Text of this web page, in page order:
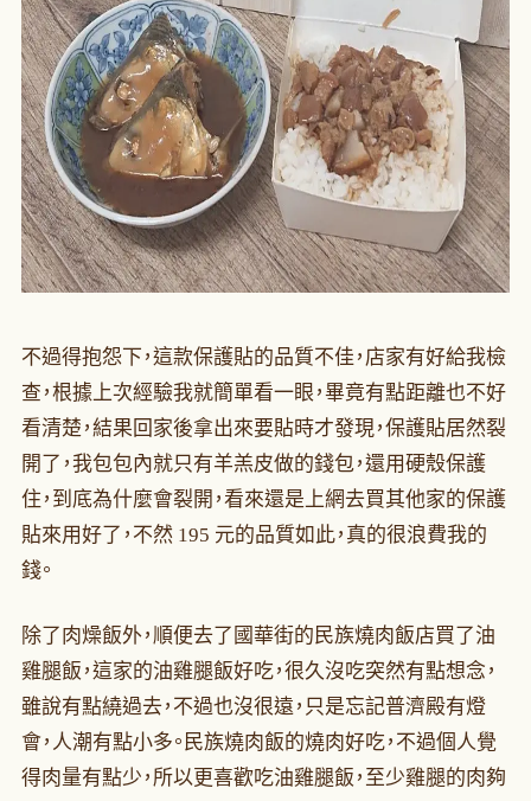
不過得抱怨下，這款保護貼的品質不佳，店家有好給我檢
查，根據上次經驗我就簡單看一眼，畢竟有點距離也不好
看清楚，結果回家後拿出來要貼時才發現，保護貼居然裂
開了，我包包內就只有羊羔皮做的錢包，還用硬殼保護
住，到底為什麼會裂開，看來還是上網去買其他家的保護
貼來用好了，不然 195 元的品質如此，真的很浪費我的
錢。
除了肉燥飯外，順便去了國華街的民族燒肉飯店買了油
雞腿飯，這家的油雞腿飯好吃，很久沒吃突然有點想念，
雖說有點繞過去，不過也沒很遠，只是忘記普濟殿有燈
會，人潮有點小多。民族燒肉飯的燒肉好吃，不過個人覺
得肉量有點少，所以更喜歡吃油雞腿飯，至少雞腿的肉夠